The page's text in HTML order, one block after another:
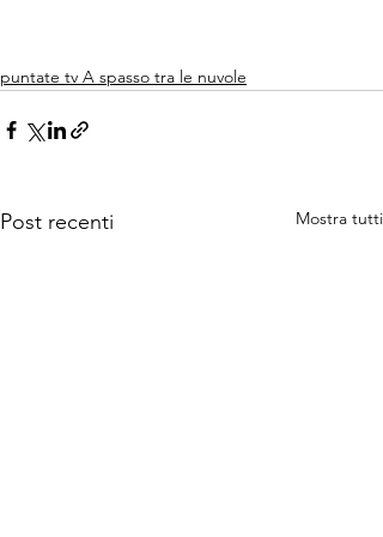
puntate tv A spasso tra le nuvole
Post recenti Mostra tutti